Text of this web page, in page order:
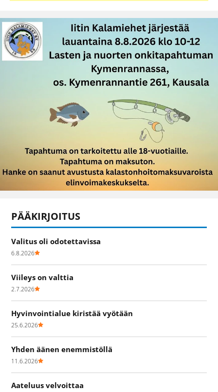
PÄÄKIRJOITUS
Valitus oli odotettavissa
6.8.2026
Viileys on valttia
2.7.2026
Hyvinvointialue kiristää vyötään
25.6.2026
Yhden äänen enemmistöllä
11.6.2026
Aateluus velvoittaa